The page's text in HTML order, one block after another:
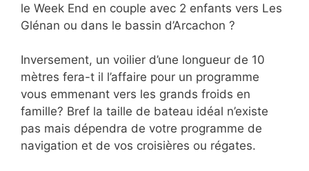
le Week End en couple avec 2 enfants vers Les
Glénan ou dans le bassin d’Arcachon ?
Inversement, un voilier d’une longueur de 10
mètres fera-t il l’affaire pour un programme
vous emmenant vers les grands froids en
famille? Bref la taille de bateau idéal n’existe
pas mais dépendra de votre programme de
navigation et de vos croisières ou régates.